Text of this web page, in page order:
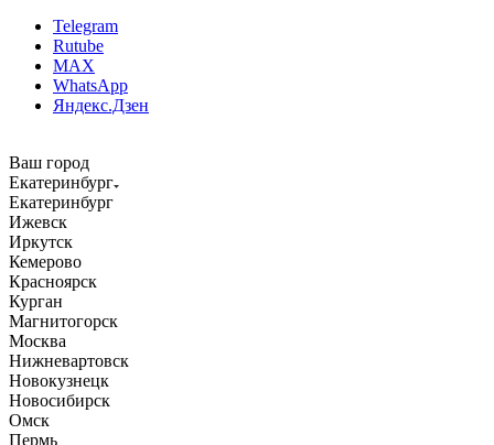
Telegram
Rutube
MAX
WhatsApp
Яндекс.Дзен
Ваш город
Екатеринбург
Екатеринбург
Ижевск
Иркутск
Кемерово
Красноярск
Курган
Магнитогорск
Москва
Нижневартовск
Новокузнецк
Новосибирск
Омск
Пермь